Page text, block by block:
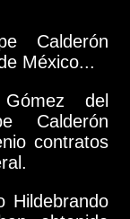
Calderón
México...
del
Calderón
contratos
Hildebrando